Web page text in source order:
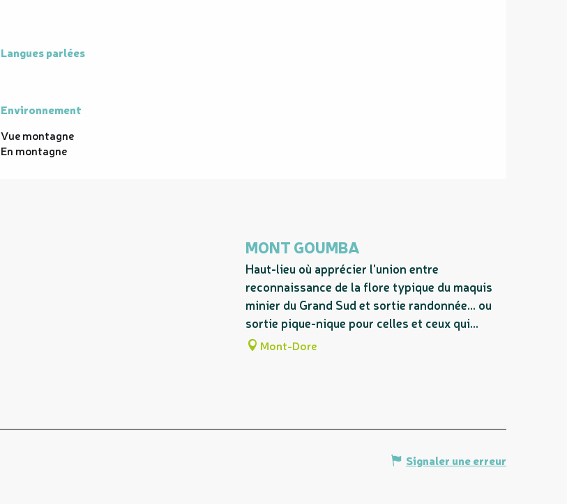
Langues parlées
Langues parlées
Environnement
Environnement
Vue montagne
En montagne
MONT GOUMBA
Haut-lieu où apprécier l'union entre
reconnaissance de la flore typique du maquis
minier du Grand Sud et sortie randonnée... ou
sortie pique-nique pour celles et ceux qui...
Mont-Dore
Signaler une erreur